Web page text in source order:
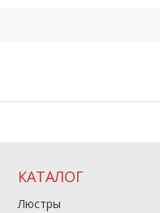
КАТАЛОГ
Люстры